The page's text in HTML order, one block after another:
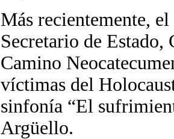
Más recientemente,
Secretario de
Camino
víctimas del
sinfonía “El
Argüello.